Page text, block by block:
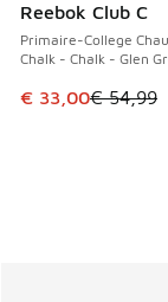
Reebok Club C
Primaire-College
Chalk - Chalk - Glen
Cet article est
€ 33,00€ 54,99